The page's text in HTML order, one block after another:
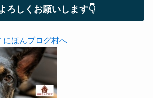
ろしくお願いします👇